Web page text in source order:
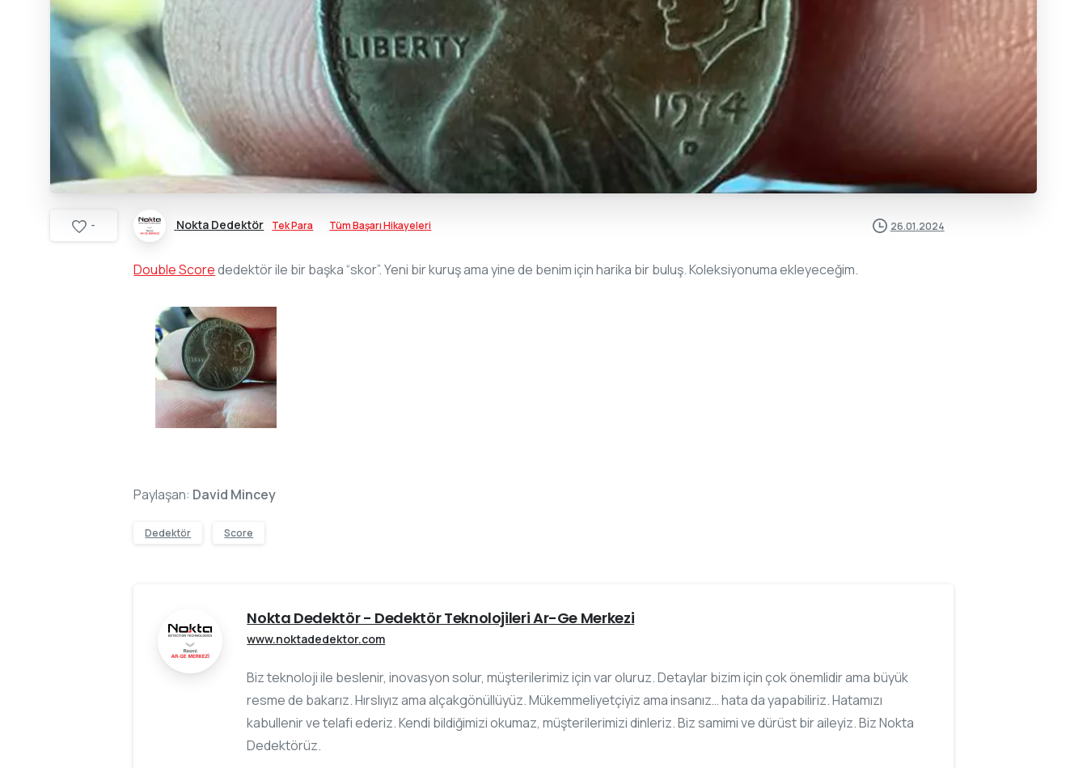
- Nokta Dedektör Tek Para Tüm Başarı Hikayeleri 26.01.2024
Double Scorededektör ile bir başka “skor”. Yeni bir kuruş ama yine de benim için harika bir buluş. Koleksiyonuma ekleyeceğim.
Paylaşan: David Mincey
Dedektör Score
Nokta Dedektör - Dedektör Teknolojileri Ar-Ge Merkezi
www.noktadedektor.com
Biz teknoloji ile beslenir, inovasyon solur, müşterilerimiz için var oluruz. Detaylar bizim için çok önemlidir ama büyük
resme de bakarız. Hırslıyız ama alçakgönüllüyüz. Mükemmeliyetçiyiz ama insanız… hata da yapabiliriz. Hatamızı
kabullenir ve telafi ederiz. Kendi bildiğimizi okumaz, müşterilerimizi dinleriz. Biz samimi ve dürüst bir aileyiz. Biz Nokta
Dedektörüz.